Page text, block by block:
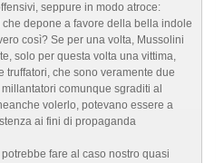
seppure in modo atroce:
depone a favore della bella indole
così? Se per una volta, Mussolini
solo per questa volta una vittima,
truffatori, che sono veramente due
comunque sgraditi al
volerlo, potevano essere a
ai fini di propaganda
fare al caso nostro quasi